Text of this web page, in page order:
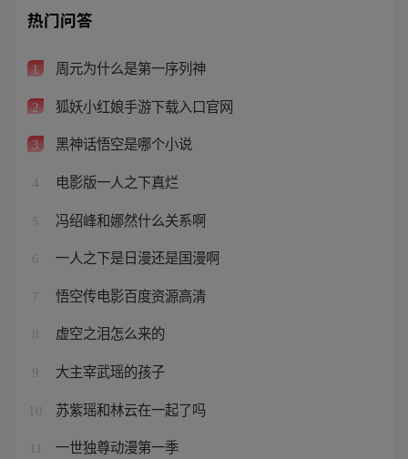
热门问答
1 周元为什么是第一序列神
2 狐妖小红娘手游下载入口官网
3 黑神话悟空是哪个小说
4 电影版一人之下真烂
5 冯绍峰和娜然什么关系啊
6 一人之下是日漫还是国漫啊
7 悟空传电影百度资源高清
8 虚空之泪怎么来的
9 大主宰武瑶的孩子
10 苏紫瑶和林云在一起了吗
一世独尊动漫第一季